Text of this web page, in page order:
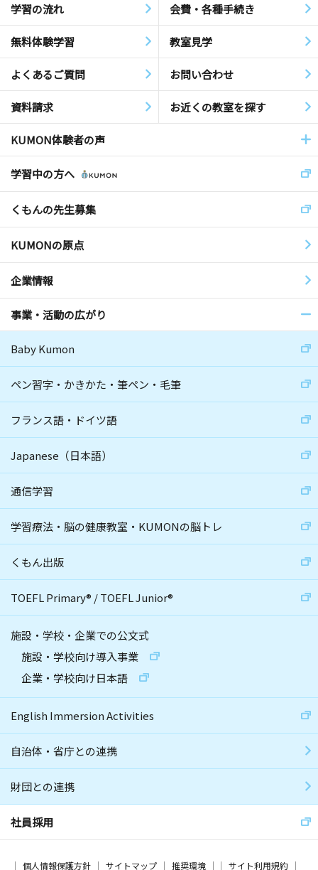
学習の流れ 会費・各種手続き
無料体験学習 教室見学
よくあるご質問 お問い合わせ
資料請求 お近くの教室を探す
KUMON体験者の声
学習中の方へ
くもんの先生募集
KUMONの原点
企業情報
事業・活動の広がり
Baby Kumon
ペン習字・かきかた・筆ペン・毛筆
フランス語・ドイツ語
Japanese（日本語）
通信学習
学習療法・脳の健康教室・KUMONの脳トレ
くもん出版
TOEFL Primary® /TOEFL Junior®
施設・学校・企業での公文式
施設・学校向け導入事業
企業・学校向け日本語
English Immersion Activities
自治体・省庁との連携
財団との連携
社員採用
個人情報保護方針 サイトマップ 推奨環境 サイト利用規約